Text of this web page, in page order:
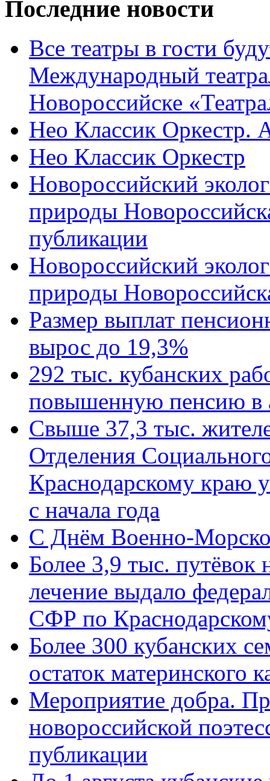
Последние новости
Все театры в гости
Международный
Новороссийске
Нео Классик Оркестр.
Нео Классик Оркестр
Новороссийский
природы
публикации
Новороссийский
природы
Размер выплат
вырос до 19,3%
292 тыс. кубанских
повышенную пенсию в
Свыше 37,3 тыс.
Отделения
Краснодарскому краю
с начала года
C Днём Военно-
Более 3,9 тыс. путёвок
лечение выдало
СФР по
Более 300 кубанских
остаток материнского
Мероприятие добра.
новороссийской
публикации